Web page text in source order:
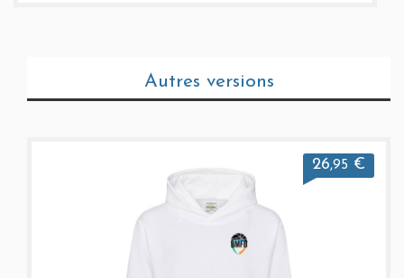
Autres versions
26,95 €